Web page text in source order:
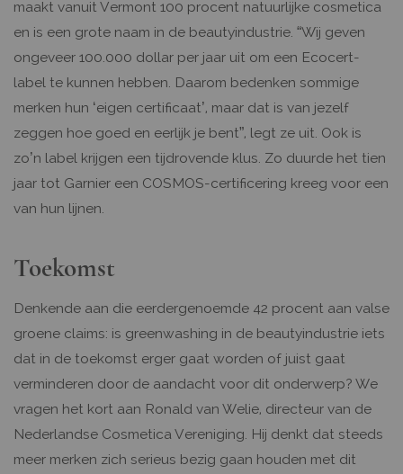
maakt vanuit Vermont 100 procent natuurlijke cosmetica
en is een grote naam in de beautyindustrie. “Wij geven
ongeveer 100.000 dollar per jaar uit om een Ecocert-
label te kunnen hebben. Daarom bedenken sommige
merken hun ‘eigen certificaat’, maar dat is van jezelf
zeggen hoe goed en eerlijk je bent”, legt ze uit. Ook is
zo’n label krijgen een tijdrovende klus. Zo duurde het tien
jaar tot Garnier een COSMOS-certificering kreeg voor een
van hun lijnen.
Toekomst
Denkende aan die eerdergenoemde 42 procent aan valse
groene claims: is greenwashing in de beautyindustrie iets
dat in de toekomst erger gaat worden of juist gaat
verminderen door de aandacht voor dit onderwerp? We
vragen het kort aan Ronald van Welie, directeur van de
Nederlandse Cosmetica Vereniging. Hij denkt dat steeds
meer merken zich serieus bezig gaan houden met dit